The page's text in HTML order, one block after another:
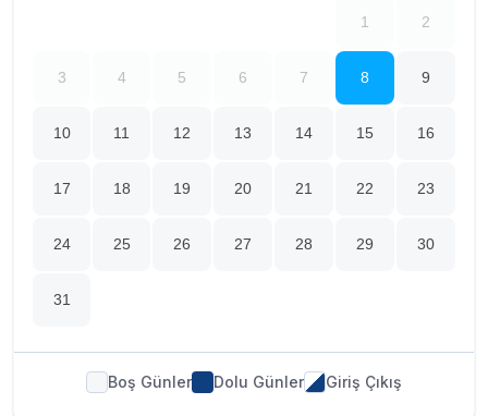
1 2
3 4 5 6 7 8 9
10 11 12 13 14 15 16
17 18 19 20 21 22 23
24 25 26 27 28 29 30
31
Boş Günler Dolu Günler Giriş Çıkış